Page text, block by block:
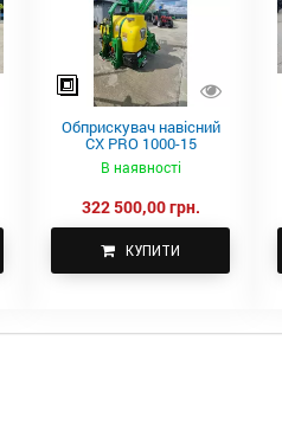
Обприскувач навісний
CX PRO 1000-15
В наявності
322 500,00 грн.
КУПИТИ